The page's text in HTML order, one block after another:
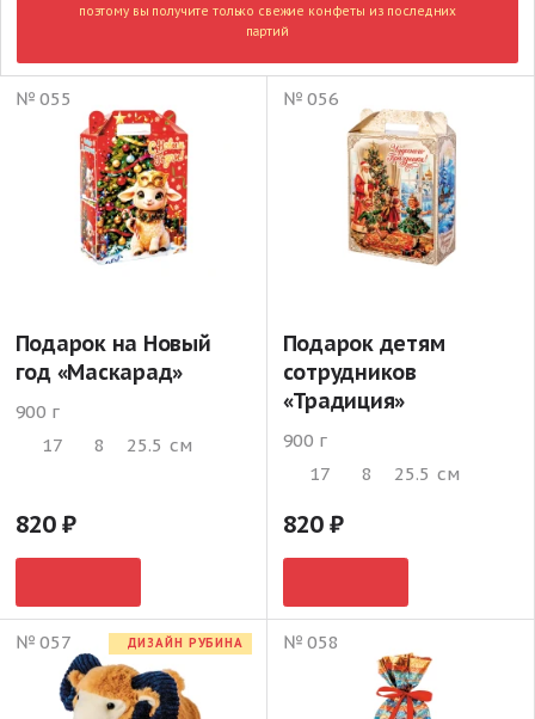
№ 055
Подарок на Новый
год «Маскарад»
900 г
17
8 25.5 см
820
№ 056
Подарок детям
сотрудников
«Традиция»
900 г
17
8 25.5 см
820
№ 057 ДИЗАЙН РУБИНА № 058
поэтому вы получите только свежие конфеты из последних
партий